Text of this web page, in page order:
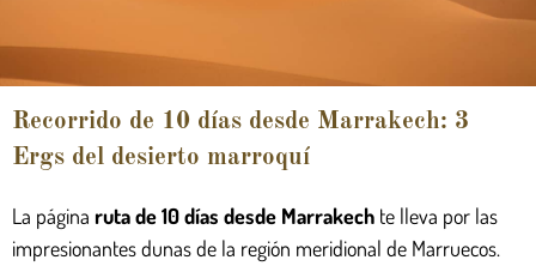
Recorrido de 10 días desde Marrakech: 3
Ergs del desierto marroquí
La página ruta de 10 días desde Marrakech te lleva por las
impresionantes dunas de la región meridional de Marruecos.